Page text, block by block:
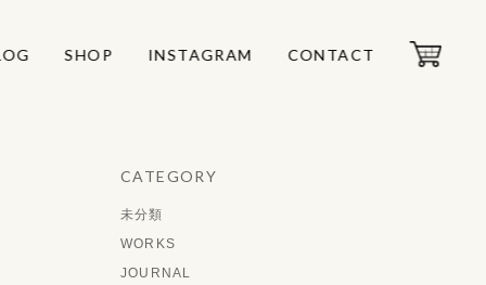
SHOP INSTAGRAM CONTACT
SHOP INSTAGRAM CONTACT
CATEGORY
未分類
WORKS
JOURNAL